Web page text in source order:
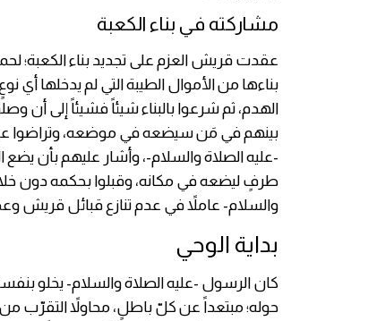
مشاركته في بناء الكعبة
عقدت قريش العزم على تجديد بناء الكعبة؛
بناءها من الأموال الطيبة التي لم يدخلها أي
الهدم، ثم شرعوا بالبناء شيئاً فشيئاً إلى أن
بينهم في مَن سيضعه في موضعه، وتراضوا
-عليه الصلاة والسلام-، وأشار عليهم بأن
طرفٍ ليضعه في مكانه، وقبلوا بحكمه دون
والسلام- عاملاً في عدم تنازع قبائل قريش
بداية الوحي
كان الرسول -عليه الصلاة والسلام- يخلو
حوله؛ مبتعداً عن كلّ باطلٍ، محاولاً التقرّب